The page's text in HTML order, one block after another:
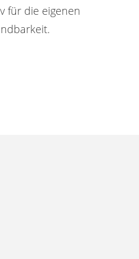
für die eigenen